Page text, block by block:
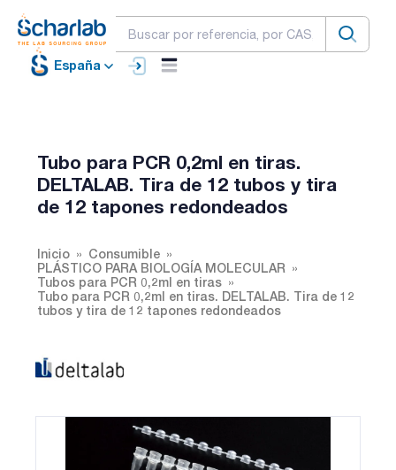
España
Tubo para PCR 0,2ml en tiras.
DELTALAB. Tira de 12 tubos y tira
de 12 tapones redondeados
Inicio
Consumible
PLÁSTICO PARA BIOLOGÍA MOLECULAR
Tubos para PCR 0,2ml en tiras
Tubo para PCR 0,2ml en tiras. DELTALAB. Tira de 12
tubos y tira de 12 tapones redondeados